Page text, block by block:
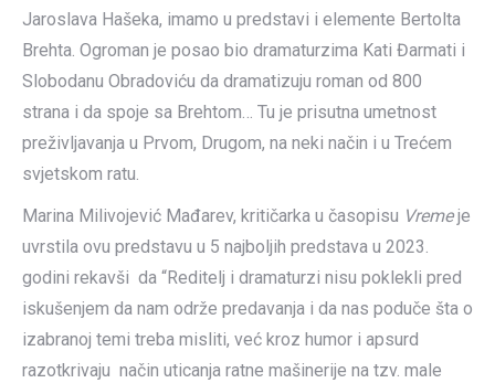
Jaroslava Hašeka, imamo u predstavi i elemente Bertolta
Brehta. Ogroman je posao bio dramaturzima Kati Đarmati i
Slobodanu Obradoviću da dramatizuju roman od 800
strana i da spoje sa Brehtom… Tu je prisutna umetnost
preživljavanja u Prvom, Drugom, na neki način i u Trećem
svjetskom ratu.
Marina Milivojević Mađarev, kritičarka u časopisu Vremeje
uvrstila ovu predstavu u 5 najboljih predstava u 2023.
godini rekavši da “Reditelj i dramaturzi nisu poklekli pred
iskušenjem da nam održe predavanja i da nas poduče šta o
izabranoj temi treba misliti, već kroz humor i apsurd
razotkrivaju način uticanja ratne mašinerije na tzv. male